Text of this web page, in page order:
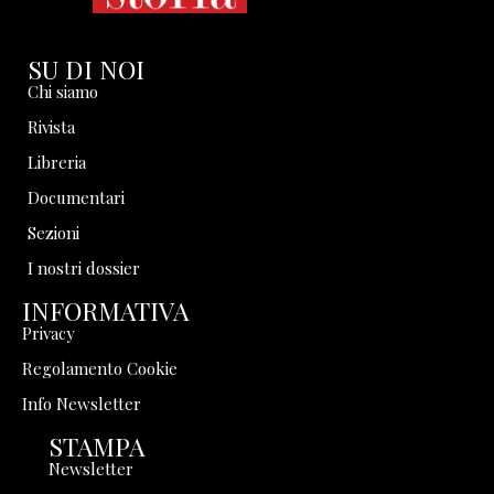
SU DI NOI
Chi siamo
Rivista
Libreria
Documentari
Sezioni
I nostri dossier
INFORMATIVA
Privacy
Regolamento Cookie
Info Newsletter
STAMPA
Newsletter